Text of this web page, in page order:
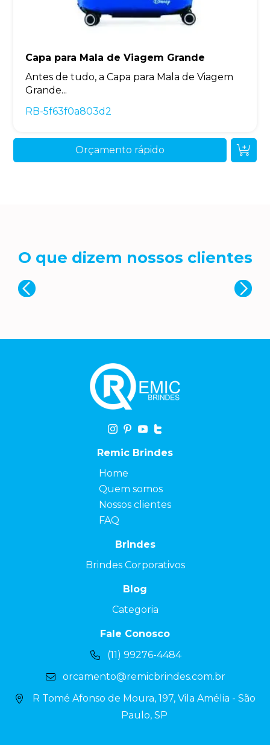
Capa para Mala de Viagem Grande
Antes de tudo, a Capa para Mala de Viagem
Grande...
RB-5f63f0a803d2
Orçamento rápido
O que dizem nossos clientes
Remic Brindes
Home
Quem somos
Nossos clientes
FAQ
Brindes
Brindes Corporativos
Blog
Categoria
Fale Conosco
(11) 99276-4484
orcamento@remicbrindes.com.br
R Tomé Afonso de Moura, 197, Vila Amélia - São
Paulo, SP